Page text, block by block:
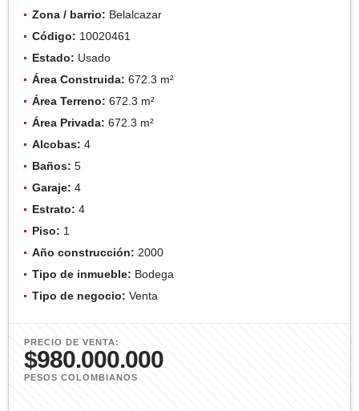
Zona / barrio: Belalcazar
Código: 10020461
Estado: Usado
Área Construida: 672.3 m²
Área Terreno: 672.3 m²
Área Privada: 672.3 m²
Alcobas: 4
Baños: 5
Garaje: 4
Estrato: 4
Piso: 1
Año construcción: 2000
Tipo de inmueble: Bodega
Tipo de negocio: Venta
PRECIO DE VENTA:
$980.000.000
PESOS COLOMBIANOS